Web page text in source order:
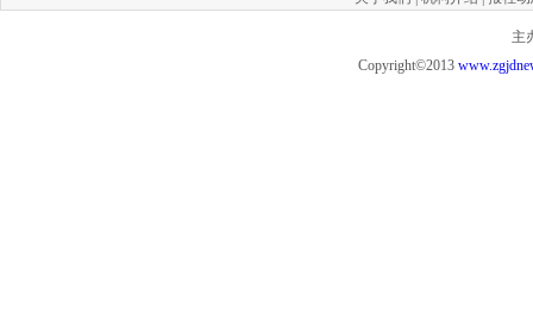
主
Copyright©2013